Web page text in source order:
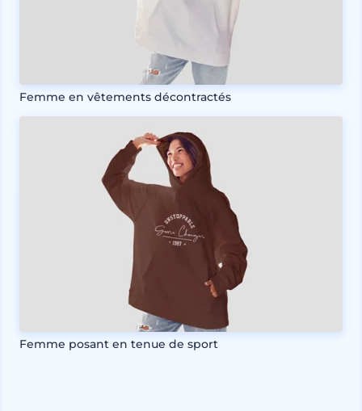
Femme en vêtements décontractés
Femme posant en tenue de sport